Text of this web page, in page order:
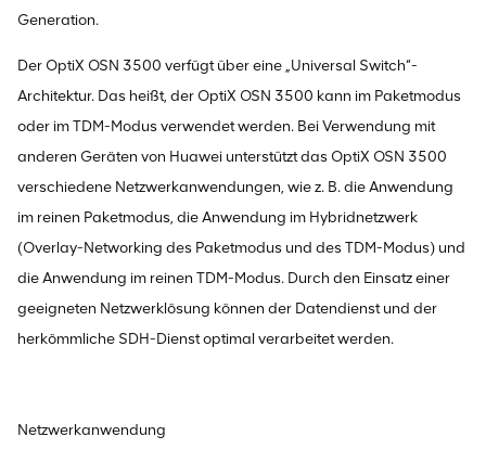
Generation.
Der OptiX OSN 3500 verfügt über eine „Universal Switch“-
Architektur. Das heißt, der OptiX OSN 3500 kann im Paketmodus
oder im TDM-Modus verwendet werden. Bei Verwendung mit
anderen Geräten von Huawei unterstützt das OptiX OSN 3500
verschiedene Netzwerkanwendungen, wie z. B. die Anwendung
im reinen Paketmodus, die Anwendung im Hybridnetzwerk
(Overlay-Networking des Paketmodus und des TDM-Modus) und
die Anwendung im reinen TDM-Modus. Durch den Einsatz einer
geeigneten Netzwerklösung können der Datendienst und der
herkömmliche SDH-Dienst optimal verarbeitet werden.
Netzwerkanwendung